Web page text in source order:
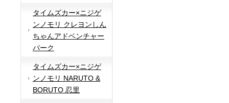
タイムズカー×ニジゲ
ンノモリ クレヨンしん
ちゃんアドベンチャー
パーク
タイムズカー×ニジゲ
ンノモリ NARUTO &
BORUTO 忍里